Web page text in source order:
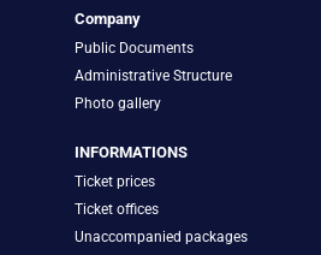
Company
Public Documents
Administrative Structure
Photo gallery
INFORMATIONS
Ticket prices
Ticket offices
Unaccompanied packages